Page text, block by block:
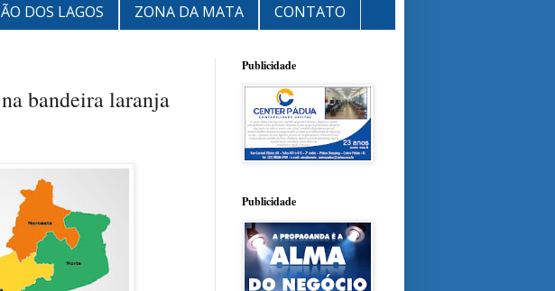
DOS LAGOS ZONA DA MATA CONTATO
bandeira laranja
Publicidade
Publicidade